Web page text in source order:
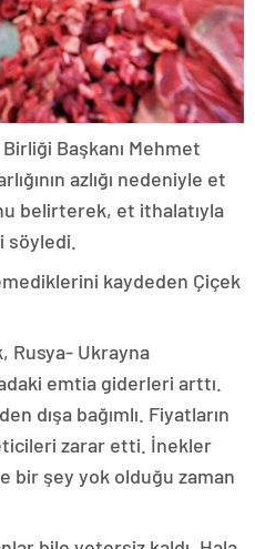
Birliği Başkanı Mehmet
azlığı nedeniyle et
belirterek, et ithalatıyla
söyledi.
kaydeden Çiçek
Rusya- Ukrayna
emtia giderleri arttı.
dışa bağımlı. Fiyatların
zarar etti. İnekler
bir şey yok olduğu zaman